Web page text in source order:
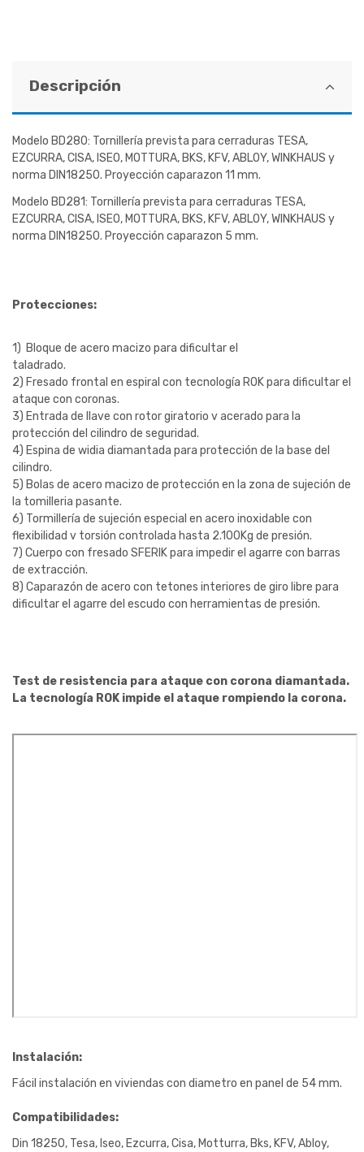
Descripción
Modelo BD280: Tornillería prevista para cerraduras TESA,
EZCURRA, CISA, ISEO, MOTTURA, BKS, KFV, ABLOY, WINKHAUS y
norma DIN18250. Proyección caparazon 11 mm.
Modelo BD281: Tornillería prevista para cerraduras TESA,
EZCURRA, CISA, ISEO, MOTTURA, BKS, KFV, ABLOY, WINKHAUS y
norma DIN18250. Proyección caparazon 5 mm.
Protecciones:
1) Bloque de acero macizo para dificultar el
taladrado.
2) Fresado frontal en espiral con tecnología ROK para dificultar el
ataque con coronas.
3) Entrada de llave con rotor giratorio v acerado para la
protección del cilindro de seguridad.
4) Espina de widia diamantada para protección de la base del
cilindro.
5) Bolas de acero macizo de protección en la zona de sujeción de
la tomilleria pasante.
6) Tormillería de sujeción especial en acero inoxidable con
flexibilidad v torsión controlada hasta 2.100Kg de presión.
7) Cuerpo con fresado SFERIK para impedir el agarre con barras
de extracción.
8) Caparazón de acero con tetones interiores de giro libre para
dificultar el agarre del escudo con herramientas de presión.
Test de resistencia para ataque con corona diamantada.
La tecnología ROK impide el ataque rompiendo la corona.
Instalación:
Fácil instalación en viviendas con diametro en panel de 54 mm.
Compatibilidades:
Din 18250, Tesa, Iseo, Ezcurra, Cisa, Motturra, Bks, KFV, Abloy,